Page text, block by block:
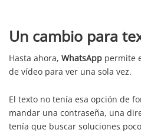
Un cambio para
Hasta ahora, WhatsApp permite
de vídeo para ver una sola vez.
El texto no tenía esa opción de
mandar una contraseña, una
tenía que buscar soluciones